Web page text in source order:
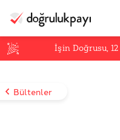
İşin Doğrusu,12
Bültenler